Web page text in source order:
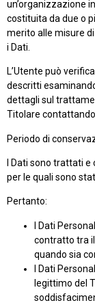
un’organizzazione
costituita da due o
merito alle misure
i Dati.
L’Utente può
descritti
dettagli sul
Titolare
Periodo di
I Dati sono trattati
per le quali sono
Pertanto:
I Dati
contratto tra
quando sia
I Dati
legittimo del